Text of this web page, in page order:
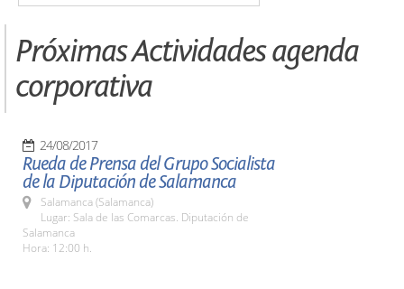
Próximas Actividades agenda
corporativa
24/08/2017
Rueda de Prensa del Grupo Socialista
de la Diputación de Salamanca
Salamanca (Salamanca)
Lugar: Sala de las Comarcas. Diputación de
Salamanca
Hora: 12:00 h.